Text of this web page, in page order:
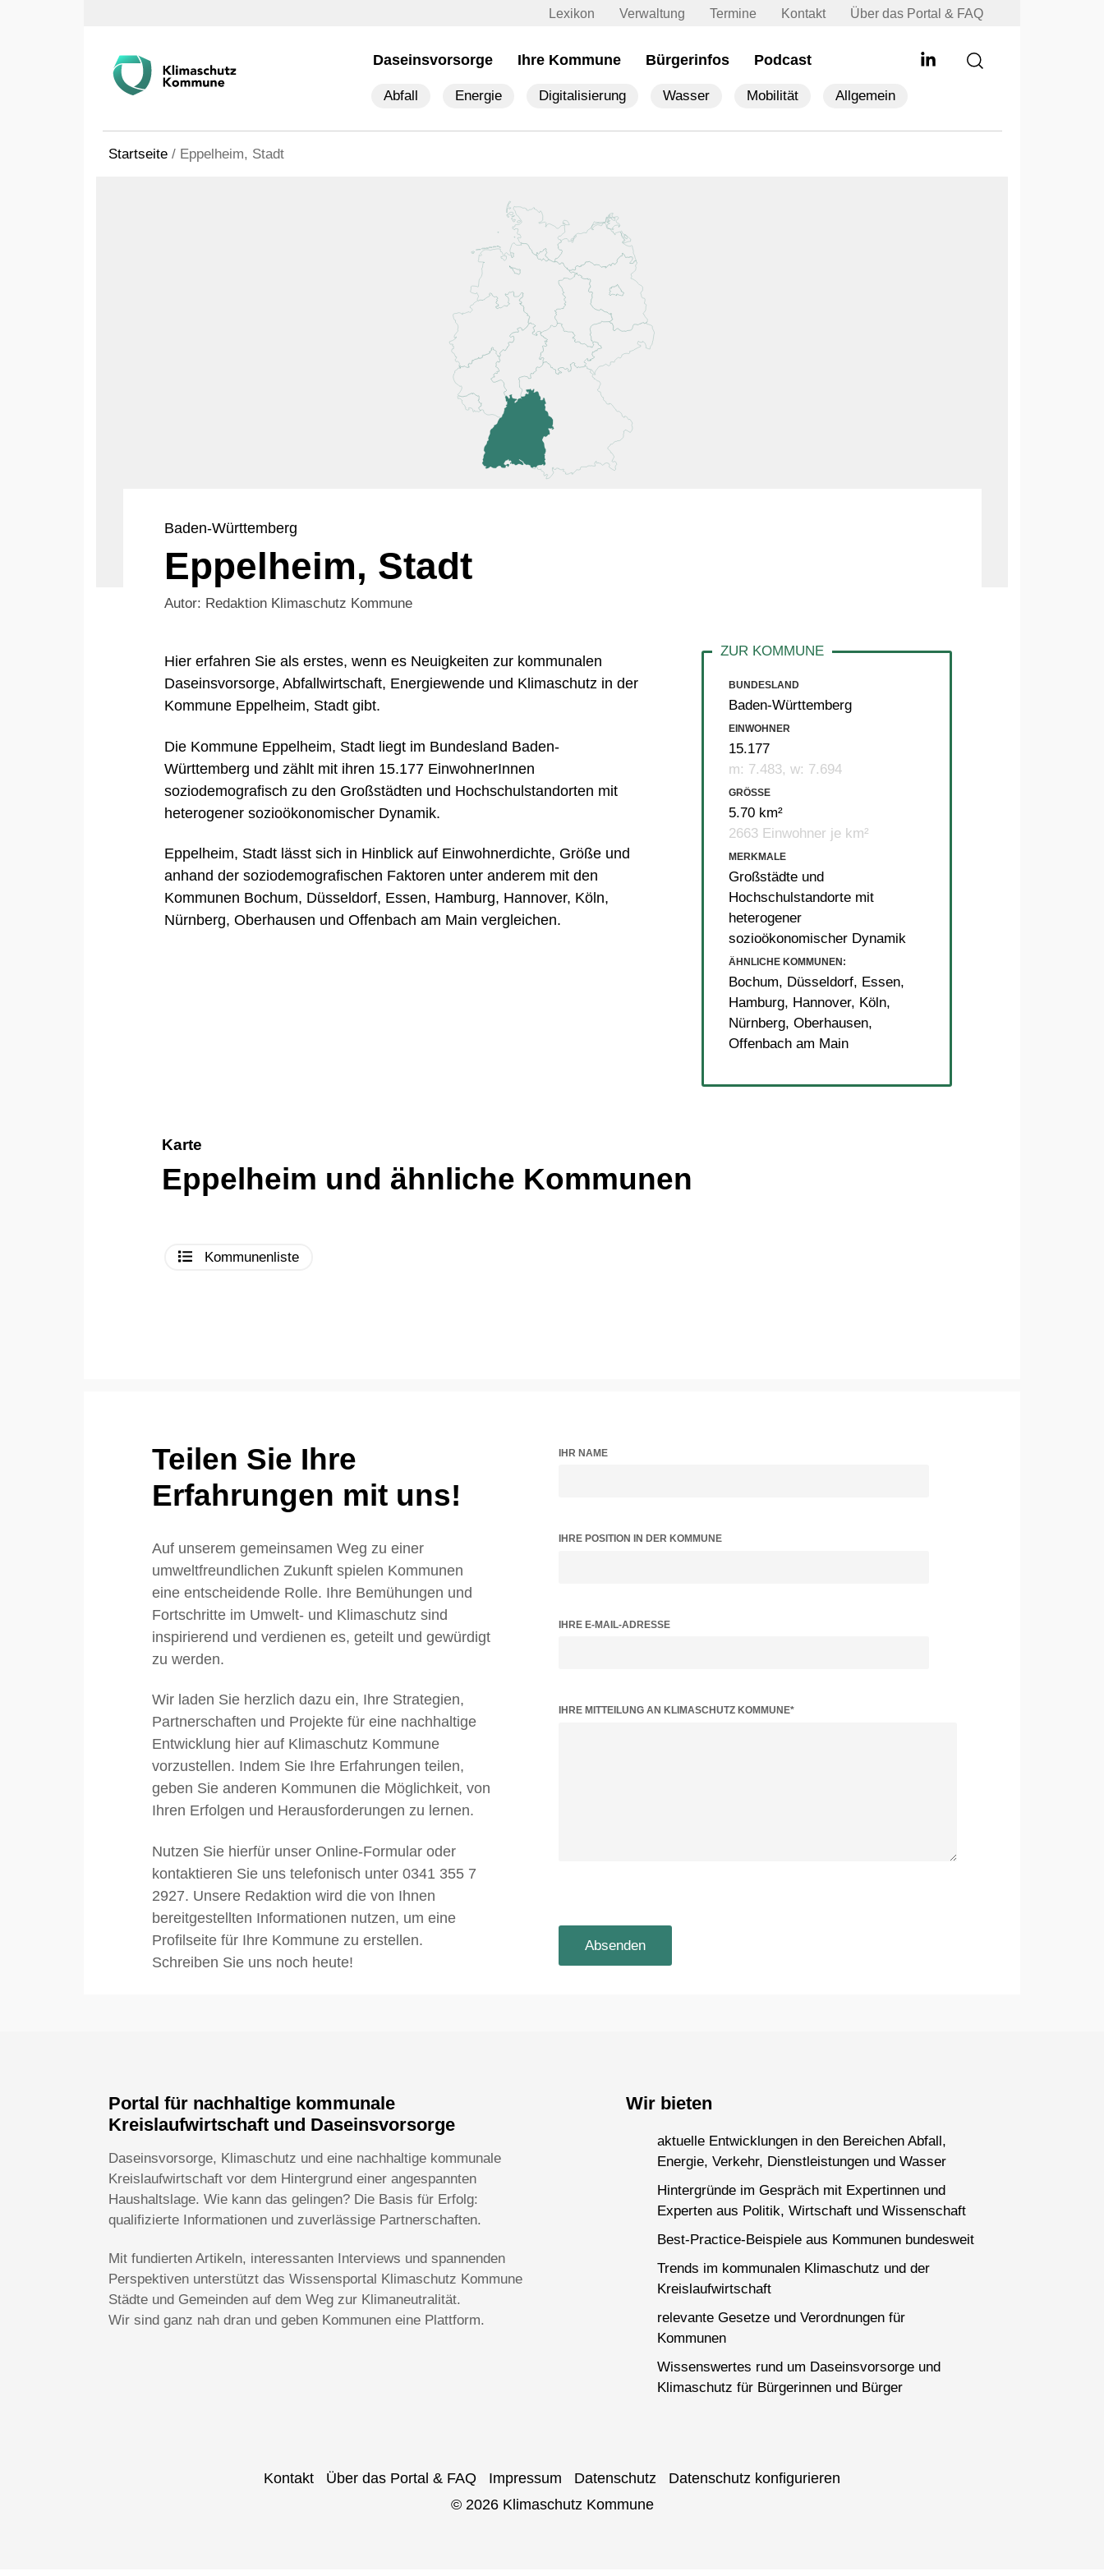
Lexikon Verwaltung Termine Kontakt Über das Portal & FAQ
Daseinsvorsorge Ihre Kommune Bürgerinfos Podcast
Abfall Energie Digitalisierung Wasser Mobilität Allgemein
Startseite / Eppelheim, Stadt
Baden-Württemberg
Eppelheim, Stadt
Autor: Redaktion Klimaschutz Kommune
Hier erfahren Sie als erstes, wenn es Neuigkeiten zur kommunalen
Daseinsvorsorge, Abfallwirtschaft, Energiewende und Klimaschutz in der
Kommune Eppelheim, Stadt gibt.
Die Kommune Eppelheim, Stadt liegt im Bundesland Baden-
Württemberg und zählt mit ihren 15.177 EinwohnerInnen
soziodemografisch zu den Großstädten und Hochschulstandorten mit
heterogener sozioökonomischer Dynamik.
Eppelheim, Stadt lässt sich in Hinblick auf Einwohnerdichte, Größe und
anhand der soziodemografischen Faktoren unter anderem mit den
Kommunen Bochum, Düsseldorf, Essen, Hamburg, Hannover, Köln,
Nürnberg,Oberhausen undOffenbach am Main vergleichen.
BUNDESLAND
Baden-Württemberg
EINWOHNER
15.177
m: 7.483, w: 7.694
GRÖSSE
5.70 km²
2663 Einwohner je km²
MERKMALE
Großstädte und
Hochschulstandorte mit
heterogener
sozioökonomischer Dynamik
ÄHNLICHE KOMMUNEN:
Bochum, Düsseldorf, Essen,
Hamburg, Hannover, Köln,
Nürnberg,Oberhausen,
Offenbach am Main
Karte
Eppelheim und ähnliche Kommunen
Kommunenliste
Teilen Sie Ihre
Erfahrungen mit uns!
Auf unserem gemeinsamen Weg zu einer
umweltfreundlichen Zukunft spielen Kommunen
eine entscheidende Rolle. Ihre Bemühungen und
Fortschritte im Umwelt- und Klimaschutz sind
inspirierend und verdienen es, geteilt und gewürdigt
zu werden.
Wir laden Sie herzlich dazu ein, Ihre Strategien,
Partnerschaften und Projekte für eine nachhaltige
Entwicklung hier auf Klimaschutz Kommune
vorzustellen. Indem Sie Ihre Erfahrungen teilen,
geben Sie anderen Kommunen die Möglichkeit, von
Ihren Erfolgen und Herausforderungen zu lernen.
Nutzen Sie hierfür unser Online-Formular oder
kontaktieren Sie uns telefonisch unter 0341 355 7
2927. Unsere Redaktion wird die von Ihnen
bereitgestellten Informationen nutzen, um eine
Profilseite für Ihre Kommune zu erstellen.
Schreiben Sie uns noch heute!
IHR NAME
IHRE POSITION IN DER KOMMUNE
IHRE E-MAIL-ADRESSE
BITTE LASSE DIESES FELD LEER.
IHRE MITTEILUNG AN KLIMASCHUTZ KOMMUNE*
Portal für nachhaltige kommunale
Kreislaufwirtschaft und Daseinsvorsorge
Daseinsvorsorge, Klimaschutz und eine nachhaltige kommunale
Kreislaufwirtschaft vor dem Hintergrund einer angespannten
Haushaltslage. Wie kann das gelingen? Die Basis für Erfolg:
qualifizierte Informationen und zuverlässige Partnerschaften.
Mit fundierten Artikeln, interessanten Interviews und spannenden
Perspektiven unterstützt das Wissensportal Klimaschutz Kommune
Städte und Gemeinden auf dem Weg zur Klimaneutralität.
Wir sind ganz nah dran und geben Kommunen eine Plattform.
Wir bieten
aktuelle Entwicklungen in den Bereichen Abfall,
Energie, Verkehr, Dienstleistungen und Wasser
Hintergründe im Gespräch mit Expertinnen und
Experten aus Politik, Wirtschaft und Wissenschaft
Best-Practice-Beispiele aus Kommunen bundesweit
Trends im kommunalen Klimaschutz und der
Kreislaufwirtschaft
relevante Gesetze und Verordnungen für
Kommunen
Wissenswertes rund um Daseinsvorsorge und
Klimaschutz für Bürgerinnen und Bürger
Kontakt Über das Portal & FAQ Impressum Datenschutz
Datenschutz konfigurieren
© 2026 Klimaschutz Kommune